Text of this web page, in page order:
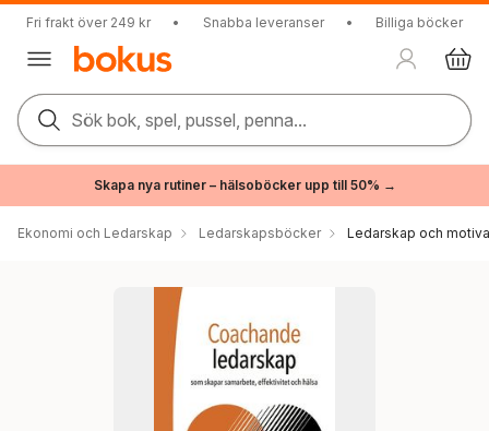
Fri frakt över 249 kr • Snabba leveranser • Billiga böcker
Sök bok, spel, pussel, penna...
Skapa nya rutiner – hälsoböcker upp till 50% →
Ekonomi och Ledarskap Ledarskapsböcker Ledarskap och